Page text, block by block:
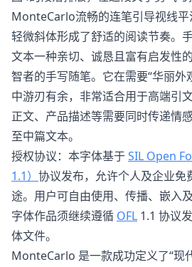
MonteCarlo流畅的连笔引导视线
轻微斜体形成了舒适的阅读节奏。
文本一种亲切、诚恳且富有启发性
智者的手写随笔。它在需要“华丽外
中游刃有余，非常适合用于高端引
正文、产品描述等需要同时传递情
至中篇文本。
授权协议：本字体基于SIL Open
1.1） 协议发布，允许个人及企业免
途。用户可自由使用、传播、嵌入
字体作品须继续遵循 OFL 1.1 协议
体文件。
MonteCarlo 是一款成功定义了“现